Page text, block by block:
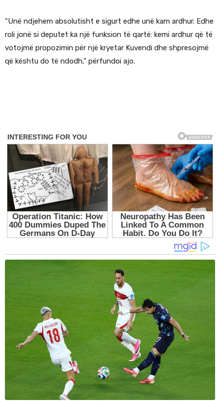
“Unë ndjehem absolutisht e sigurt edhe unë kam ardhur. Edhe
roli jonë si deputet ka një funksion të qartë: kemi ardhur që të
votojmë propozimin për një kryetar Kuvendi dhe shpresojmë
që kështu do të ndodh,” përfundoi ajo.